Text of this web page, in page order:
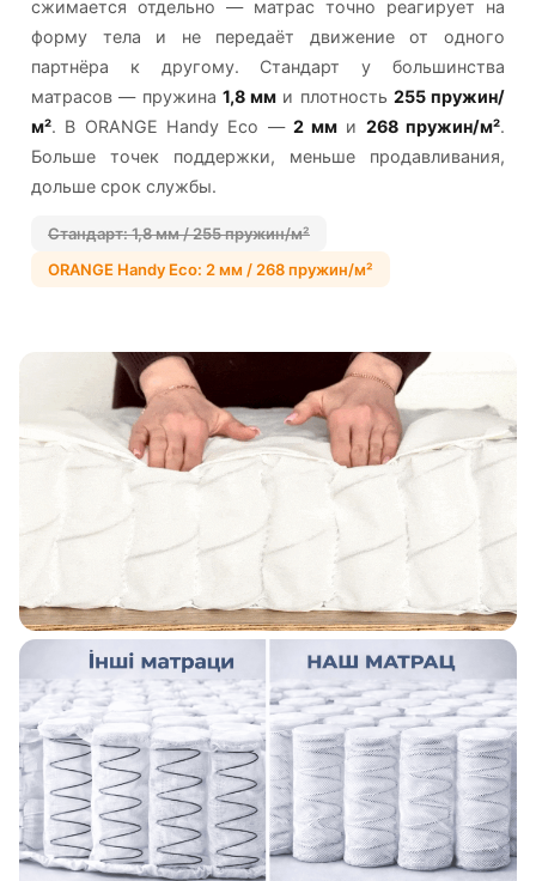
сжимается отдельно — матрас точно реагирует на
форму тела и не передаёт движение от одного
партнёра к другому. Стандарт у большинства
матрасов — пружина 1,8 мм и плотность 255 пружин/
м². В ORANGE Handy Eco — 2 мм и 268 пружин/м².
Больше точек поддержки, меньше продавливания,
дольше срок службы.
Стандарт: 1,8 мм / 255 пружин/м²
ORANGE Handy Eco: 2 мм / 268 пружин/м²